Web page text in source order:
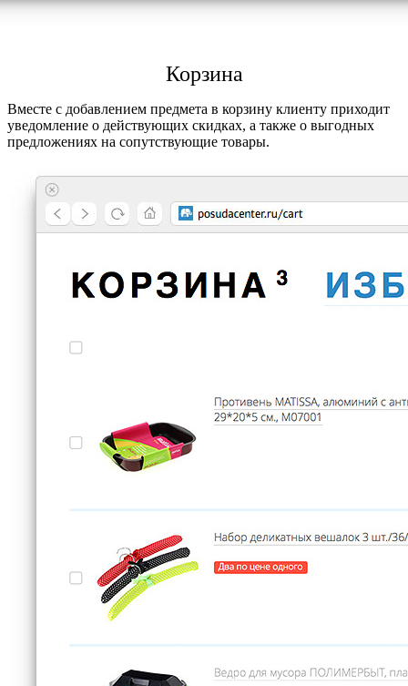
Корзина
Вместе с добавлением предмета в корзину клиенту приходит
уведомление о действующих скидках, а также о выгодных
предложениях на сопутствующие товары.